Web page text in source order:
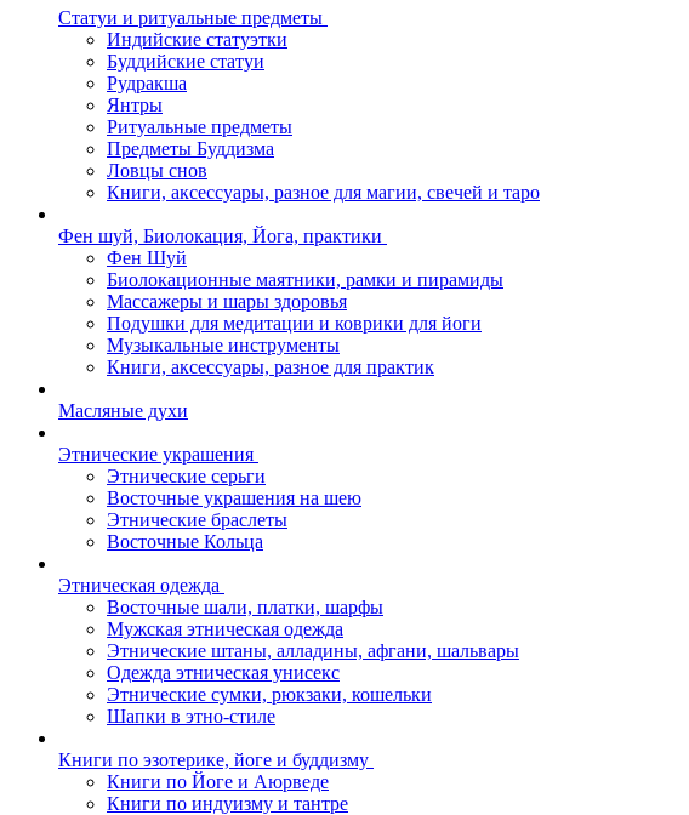
Статуи и ритуальные предметы
Индийские статуэтки
Буддийские статуи
Рудракша
Янтры
Ритуальные предметы
Предметы Буддизма
Ловцы снов
Книги, аксессуары, разное для магии, свечей и таро
Фен шуй, Биолокация, Йога, практики
Фен Шуй
Биолокационные маятники, рамки и пирамиды
Массажеры и шары здоровья
Подушки для медитации и коврики для йоги
Музыкальные инструменты
Книги, аксессуары, разное для практик
Масляные духи
Этнические украшения
Этнические серьги
Восточные украшения на шею
Этнические браслеты
Восточные Кольца
Этническая одежда
Восточные шали, платки, шарфы
Мужская этническая одежда
Этнические штаны, алладины, афгани, шальвары
Одежда этническая унисекс
Этнические сумки, рюкзаки, кошельки
Шапки в этно-стиле
Книги по эзотерике, йоге и буддизму
Книги по Йоге и Аюрведе
Книги по индуизму и тантре